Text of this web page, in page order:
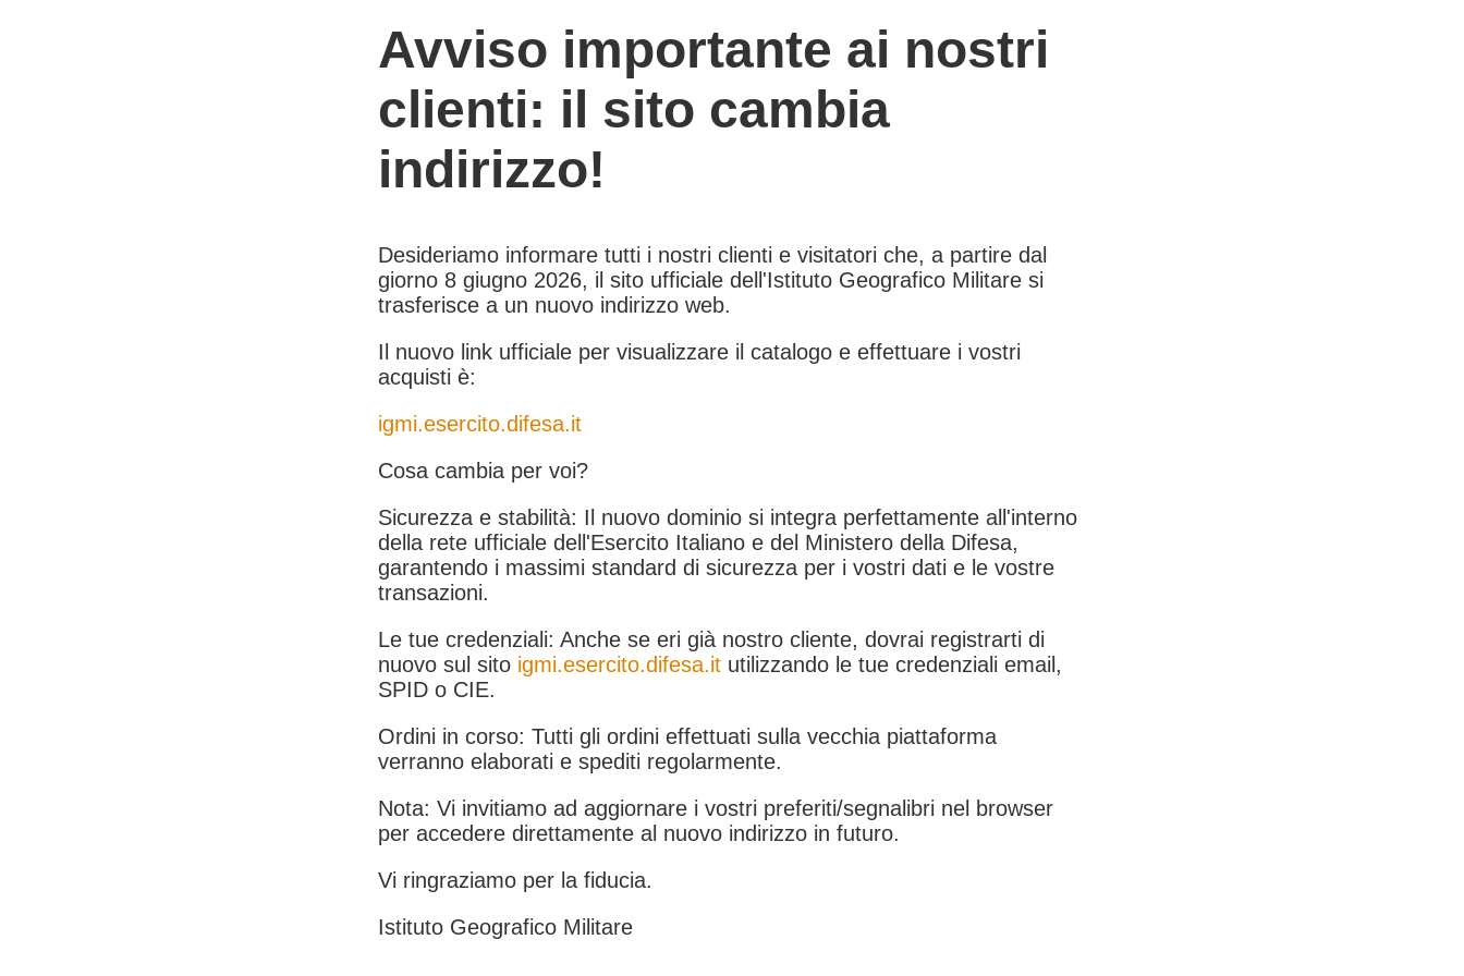
Avviso importante ai nostri
clienti: il sito cambia
indirizzo!
Desideriamo informare tutti i nostri clienti e visitatori che, a partire dal
giorno 8 giugno 2026, il sito ufficiale dell'Istituto Geografico Militare si
trasferisce a un nuovo indirizzo web.
Il nuovo link ufficiale per visualizzare il catalogo e effettuare i vostri
acquisti è:
igmi.esercito.difesa.it
Cosa cambia per voi?
Sicurezza e stabilità: Il nuovo dominio si integra perfettamente all'interno
della rete ufficiale dell'Esercito Italiano e del Ministero della Difesa,
garantendo i massimi standard di sicurezza per i vostri dati e le vostre
transazioni.
Le tue credenziali: Anche se eri già nostro cliente, dovrai registrarti di
nuovo sul sito igmi.esercito.difesa.it utilizzando le tue credenziali email,
SPID o CIE.
Ordini in corso: Tutti gli ordini effettuati sulla vecchia piattaforma
verranno elaborati e spediti regolarmente.
Nota: Vi invitiamo ad aggiornare i vostri preferiti/segnalibri nel browser
per accedere direttamente al nuovo indirizzo in futuro.
Vi ringraziamo per la fiducia.
Istituto Geografico Militare